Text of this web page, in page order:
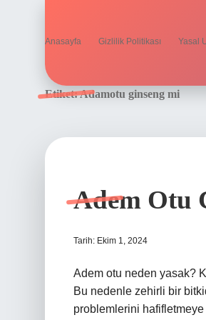
Anasayfa Gizlilik Politikası Yasal
Etiket:Adamotu ginseng mi
Adem Otu
Tarih: Ekim 1, 2024
Adem otu neden yasak?
Bu nedenle zehirli bir
problemlerini hafifletmeye